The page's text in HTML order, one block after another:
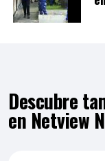
Descubre
en Netview